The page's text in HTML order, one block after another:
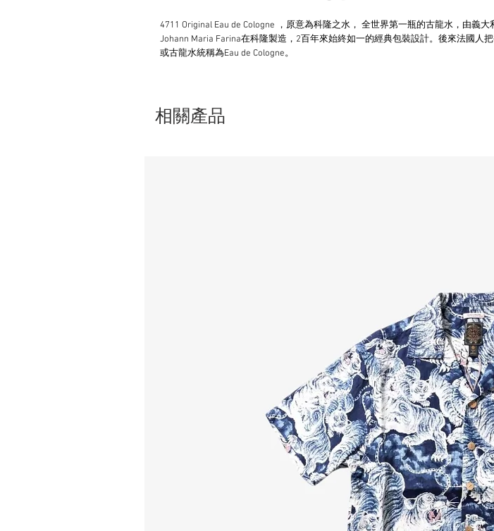
4711 Original Eau de Cologne ，原意為科隆之水， 全世界第一瓶的古龍水，由義大
Johann Maria Farina在科隆製造，2百年來始終如一的經典包裝設計。後來法國人
或古龍水統稱為Eau de Cologne。
相關產品